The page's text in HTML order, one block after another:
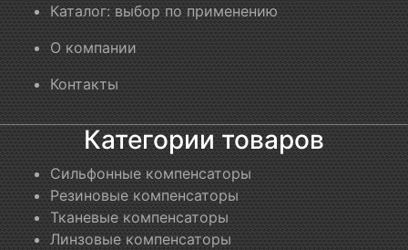
Каталог: выбор по применению
О компании
Контакты
Категории товаров
Сильфонные компенсаторы
Резиновые компенсаторы
Тканевые компенсаторы
Линзовые компенсаторы